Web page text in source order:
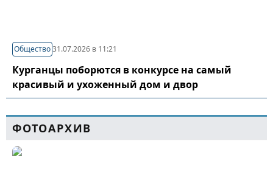
Общество31.07.2026 в 11:21
Курганцы поборются в конкурсе на самый
красивый и ухоженный дом и двор
ФОТОАРХИВ